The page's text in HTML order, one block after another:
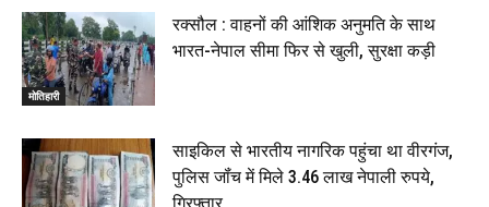
मोतिहारी
रक्सौल : वाहनों की आंशिक अनुमति के साथ
भारत-नेपाल सीमा फिर से खुली, सुरक्षा कड़ी
साइकिल से भारतीय नागरिक पहुंचा था वीरगंज,
पुलिस जॉंच में मिले 3.46 लाख नेपाली रुपये,